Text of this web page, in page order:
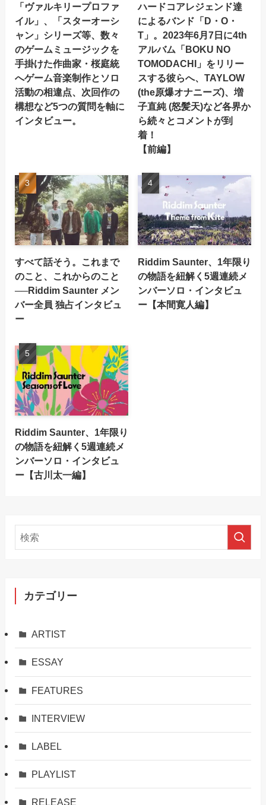
「ヴァルキリープロファ
イル」、「スターオーシ
ャン」シリーズ等、数々
のゲームミュージックを
手掛けた作曲家・桜庭統
へゲーム音楽制作とソロ
活動の相違点、次回作の
構想など5つの質問を軸に
インタビュー。
ハードコアレジェンド達
によるバンド「D・O・
T」。2023年6月7日に4th
アルバム「BOKU NO
TOMODACHI」をリリー
スする彼らへ、TAYLOW
(the原爆オナニーズ)、増
子直純 (怒髪天)など各界か
ら続々とコメントが到
着！
【前編】
すべて話そう。これまで
のこと、これからのこと
──Riddim Saunter メン
バー全員 独占インタビュ
ー
Riddim Saunter、1年限り
の物語を紐解く5週連続メ
ンバーソロ・インタビュ
ー【本間寛人編】
Riddim Saunter、1年限り
の物語を紐解く5週連続メ
ンバーソロ・インタビュ
ー【古川太一編】
カテゴリー
ARTIST
ESSAY
FEATURES
INTERVIEW
LABEL
PLAYLIST
RELEASE